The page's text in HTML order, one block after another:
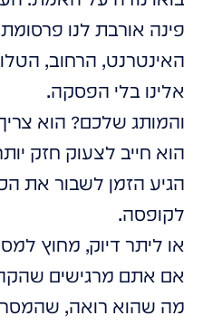
פינה אורבת לנו
האינטרנט, הרחוב,
אלינו בלי הפסקה.
והמותג שלכם? הוא
הוא חייב לצעוק חזק
הגיע הזמן לשבור את
לקופסה.
או ליתר דיוק, מחוץ
אם אתם מרגישים
מה שהוא רואה,